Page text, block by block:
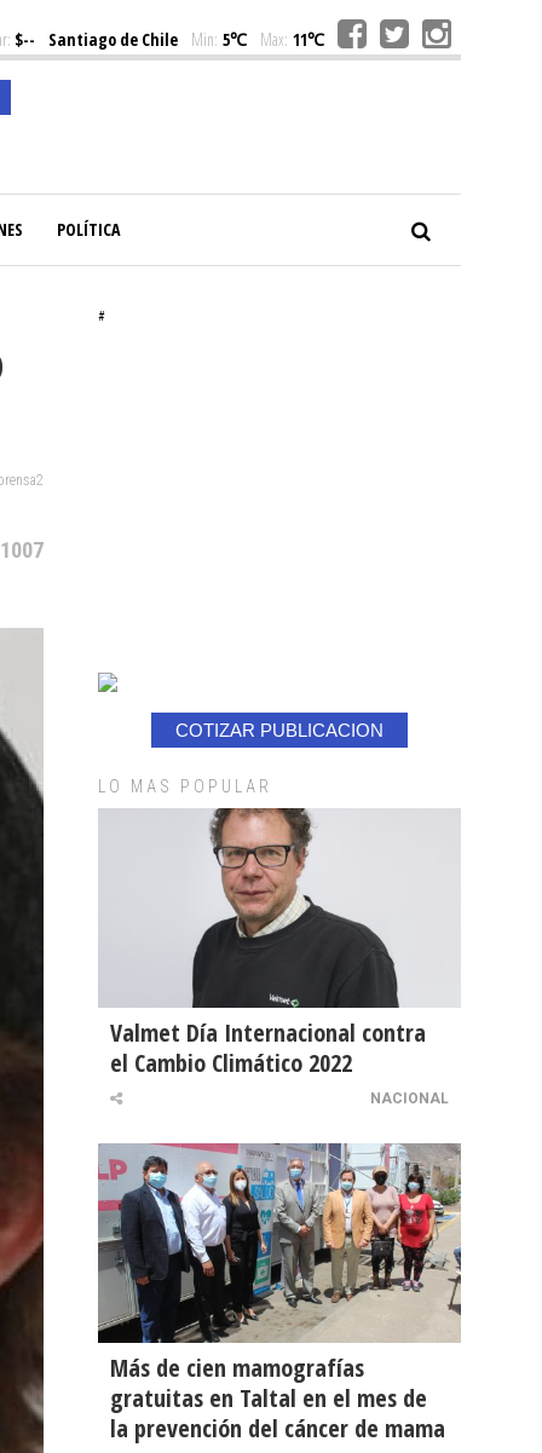
$-- Santiago de Chile Min: 5℃ Max: 11℃
POLÍTICA
#
COTIZAR PUBLICACION
LO MAS POPULAR
Valmet Día Internacional contra
el Cambio Climático 2022
NACIONAL
Más de cien mamografías
gratuitas en Taltal en el mes de
la prevención del cáncer de mama